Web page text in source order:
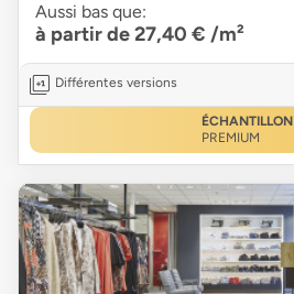
Aussi bas que:
à partir de 27,40 € /m²
Différentes versions
ÉCHANTILLON
PREMIUM